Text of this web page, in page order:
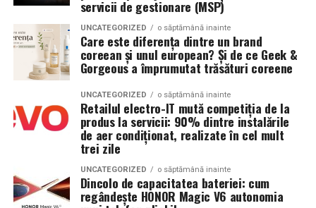
Argumente împotriva chistectomiei preoperatorii:
Chistectomia reduce rezerva ovariană — risc real,
mai ales pentru endometrioame bilaterale sau
recurente
Beneficiul asupra ratelor de sarcină la FIV nu este
demonstrat consistent în studii
Decizia se ia individualizat
ginecologul chirurg și specialistul FIV, luând în
considerare: dimensiunea endometriomului, rezerva
ovariană curentă, istoricul de operații ovariene
Lungime panouri desfășurate:
liniari
Conectică: priză 220 V monofazic, priză
380 V trifazic, priză încărcare auto electric
Climatizare:aer condiționat integrat pentru
menținerea bateriilor la temperatură optimă
Mobilitate:
pe teren accidentat
servicii de gestionare (MSP)
UNCATEGORIZED o săptămână inainte
Care este diferența dintre un brand
coreean și unul european? Și de ce Geek &
Gorgeous a împrumutat trăsături coreene
UNCATEGORIZED o săptămână inainte
Retailul electro-IT mută competiția de la
produs la servicii: 90% dintre instalările
de aer condiționat, realizate în cel mult
trei zile
UNCATEGORIZED o săptămână inainte
Dincolo de capacitatea bateriei: cum
regândește HONOR Magic V6 autonomia